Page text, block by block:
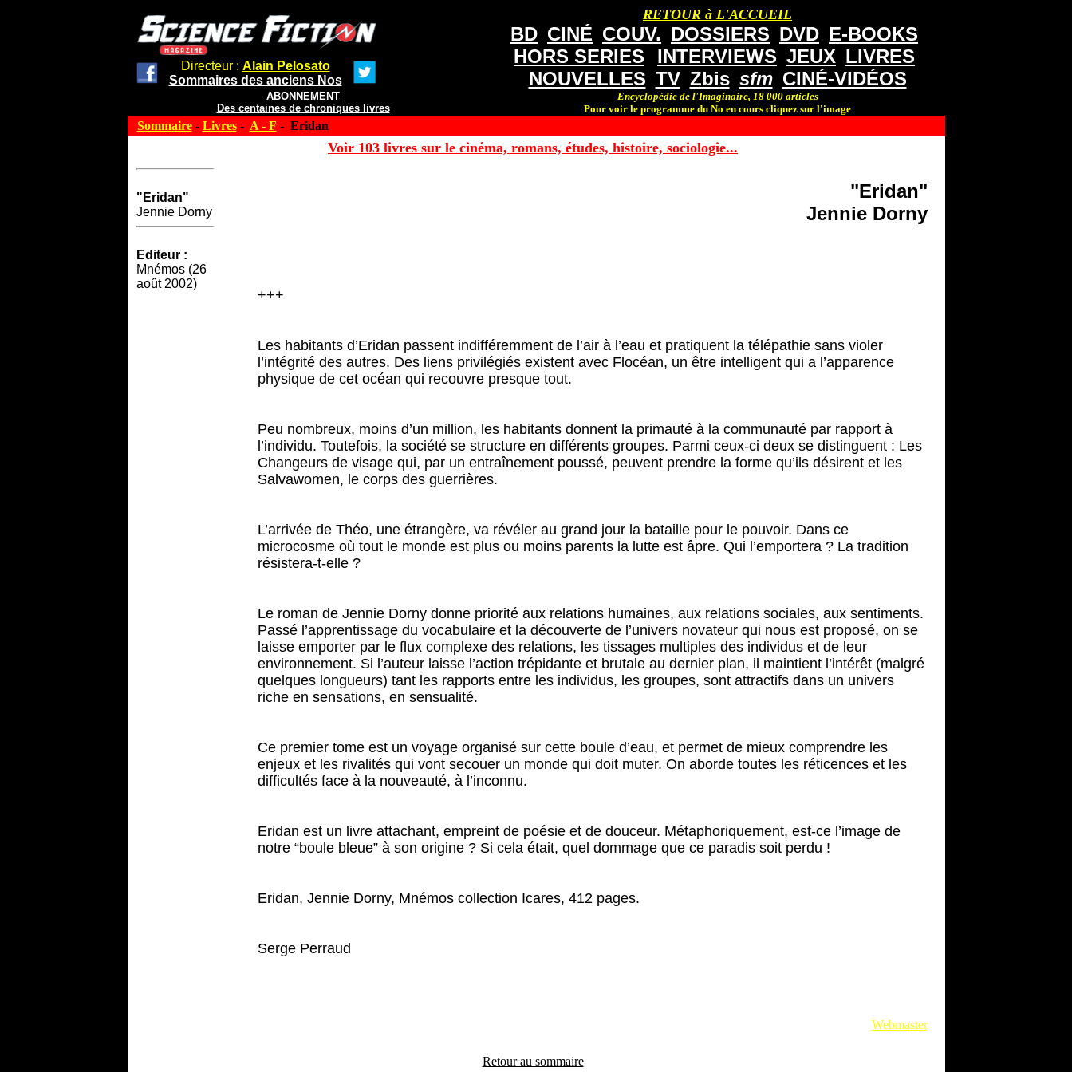
Directeur : Alain Pelosato
Sommaires des anciens Nos
ABONNEMENT
Des centaines de chroniques livres
RETOUR à L'ACCUEIL
BD CINÉ COUV. DOSSIERS DVD E-BOOKS
HORS SERIES
INTERVIEWS JEUX LIVRES
NOUVELLES TV Zbis sfm CINÉ-VIDÉOS
Encyclopédie de l'Imaginaire, 18 000 articles
Pour voir le programme du No en cours cliquez sur l'image
Sommaire- Livres- A - F - Eridan
Voir 103 livres sur le cinéma, romans, études, histoire, sociologie...
"Eridan"
Jennie Dorny
Editeur :
Mnémos (26
août 2002)
"Eridan"
Jennie Dorny
+++
Les habitants d’Eridan passent indifféremment de l’air à l’eau et pratiquent la télépathie sans violer
l’intégrité des autres. Des liens privilégiés existent avec Flocéan, un être intelligent qui a l’apparence
physique de cet océan qui recouvre presque tout.
Peu nombreux, moins d’un million, les habitants donnent la primauté à la communauté par rapport à
l’individu. Toutefois, la société se structure en différents groupes. Parmi ceux-ci deux se distinguent : Les
Changeurs de visage qui, par un entraînement poussé, peuvent prendre la forme qu’ils désirent et les
Salvawomen, le corps des guerrières.
L’arrivée de Théo, une étrangère, va révéler au grand jour la bataille pour le pouvoir. Dans ce
microcosme où tout le monde est plus ou moins parents la lutte est âpre. Qui l’emportera ? La tradition
résistera-t-elle ?
Le roman de Jennie Dorny donne priorité aux relations humaines, aux relations sociales, aux sentiments.
Passé l’apprentissage du vocabulaire et la découverte de l’univers novateur qui nous est proposé, on se
laisse emporter par le flux complexe des relations, les tissages multiples des individus et de leur
environnement. Si l’auteur laisse l’action trépidante et brutale au dernier plan, il maintient l’intérêt (malgré
quelques longueurs) tant les rapports entre les individus, les groupes, sont attractifs dans un univers
riche en sensations, en sensualité.
Ce premier tome est un voyage organisé sur cette boule d’eau, et permet de mieux comprendre les
enjeux et les rivalités qui vont secouer un monde qui doit muter. On aborde toutes les réticences et les
difficultés face à la nouveauté, à l’inconnu.
Eridan est un livre attachant, empreint de poésie et de douceur. Métaphoriquement, est-ce l’image de
notre “boule bleue” à son origine ? Si cela était, quel dommage que ce paradis soit perdu !
Eridan, Jennie Dorny, Mnémos collection Icares, 412 pages.
Serge Perraud
Webmaster
Retour au sommaire